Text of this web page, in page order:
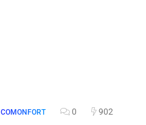
COMONFORT 0 902